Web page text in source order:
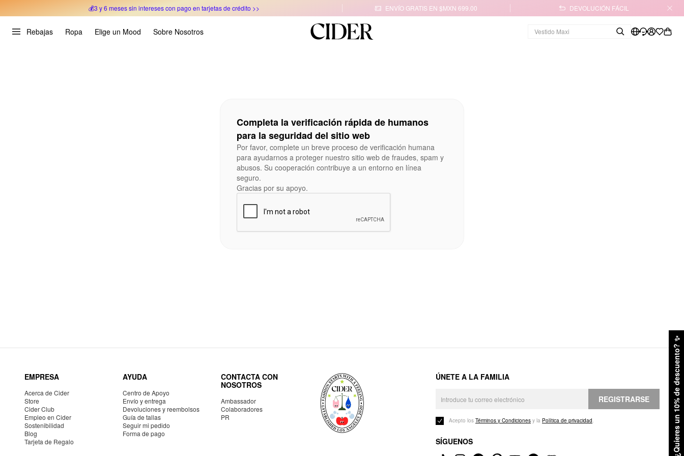
💰3 y 6 meses sin intereses con pago en tarjetas de crédito >>
ENVÍO GRATIS EN $MXN 699.00 DEVOLUCIÓN FÁCIL
Rebajas Ropa Elige un Mood Sobre Nosotros
¿Quieres un 10% de descuento?
✨
Completa la verificación rápida de humanos
para la seguridad del sitio web
Por favor, complete un breve proceso de verificación humana
para ayudarnos a proteger nuestro sitio web de fraudes, spam y
abusos. Su cooperación contribuye a un entorno en línea
seguro.
Gracias por su apoyo.
EMPRESA
Acerca de Cider
Store
Cider Club
Empleo en Cider
Sostenibilidad
Blog
Tarjeta de Regalo
AYUDA
Centro de Apoyo
Envío y entrega
Devoluciones y reembolsos
Guía de tallas
Seguir mi pedido
Forma de pago
CONTACTA CON
NOSOTROS
Ambassador
Colaboradores
PR
ÚNETE A LA FAMILIA
REGISTRARSE
Acepto los Términos y Condiciones y la Política de privacidad.
SÍGUENOS